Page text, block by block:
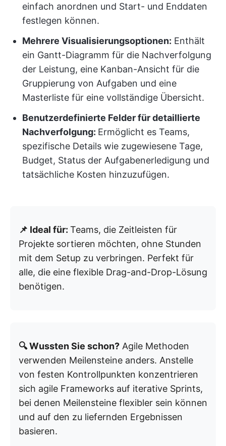
einfach anordnen und Start- und Enddaten
festlegen können.
Mehrere Visualisierungsoptionen: Enthält
ein Gantt-Diagramm für die Nachverfolgung
der Leistung, eine Kanban-Ansicht für die
Gruppierung von Aufgaben und eine
Masterliste für eine vollständige Übersicht.
Benutzerdefinierte Felder für detaillierte
Nachverfolgung: Ermöglicht es Teams,
spezifische Details wie zugewiesene Tage,
Budget, Status der Aufgabenerledigung und
tatsächliche Kosten hinzuzufügen.
📌 Ideal für: Teams, die Zeitleisten für
Projekte sortieren möchten, ohne Stunden
mit dem Setup zu verbringen. Perfekt für
alle, die eine flexible Drag-and-Drop-Lösung
benötigen.
🔍 Wussten Sie schon? Agile Methoden
verwenden Meilensteine anders. Anstelle
von festen Kontrollpunkten konzentrieren
sich agile Frameworks auf iterative Sprints,
bei denen Meilensteine flexibler sein können
und auf den zu liefernden Ergebnissen
basieren.